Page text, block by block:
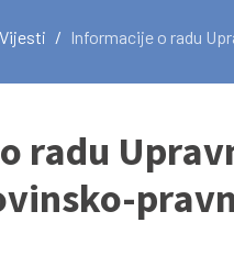
Vijesti Informacije o radu
radu